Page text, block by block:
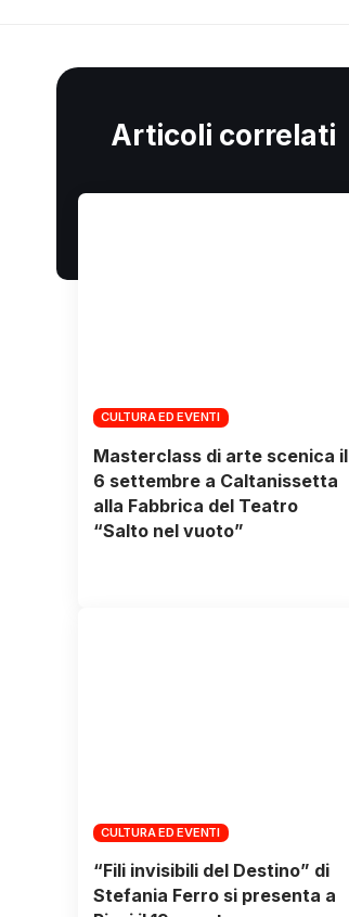
Articoli correlati
CULTURA ED EVENTI
Masterclass di arte scenica il
6 settembre a Caltanissetta
alla Fabbrica del Teatro
“Salto nel vuoto”
CULTURA ED EVENTI
“Fili invisibili del Destino” di
Stefania Ferro si presenta a